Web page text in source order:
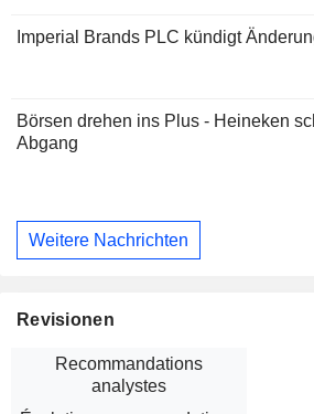
Imperial Brands PLC kündigt
Börsen drehen ins Plus - Heineken
Abgang
Weitere Nachrichten
Revisionen
Recommandations
analystes